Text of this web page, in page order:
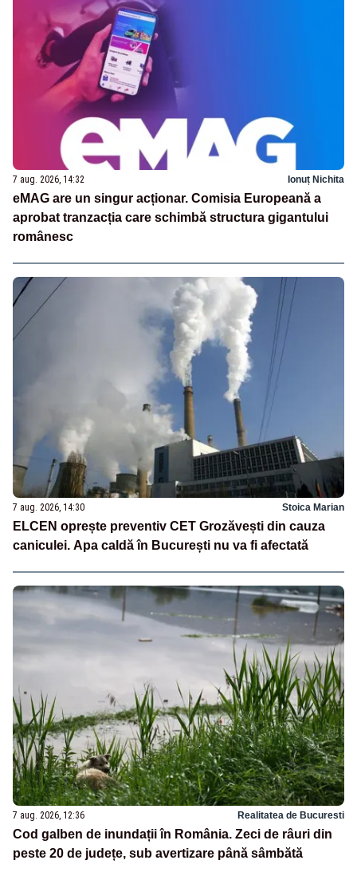
7 aug. 2026, 14:32 Ionuț Nichita
eMAG are un singur acționar. Comisia Europeană a
aprobat tranzacția care schimbă structura gigantului
românesc
7 aug. 2026, 14:30 Stoica Marian
ELCEN oprește preventiv CET Grozăvești din cauza
caniculei. Apa caldă în București nu va fi afectată
7 aug. 2026, 12:36 Realitatea de Bucuresti
Cod galben de inundații în România. Zeci de râuri din
peste 20 de județe, sub avertizare până sâmbătă